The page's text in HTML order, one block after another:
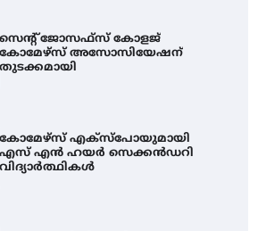
കോമേഴ്സ് എക്സ്പോയുമായി
എൻ ഹയർ സെക്കൻഡറി
വിദ്യാർത്ഥികൾ
കവിതാസംഗമം
2026 കവിതാ ചർച്ച കാട്ടൂർ, ടി. കെ.
ഹാളിൽ 16ന്